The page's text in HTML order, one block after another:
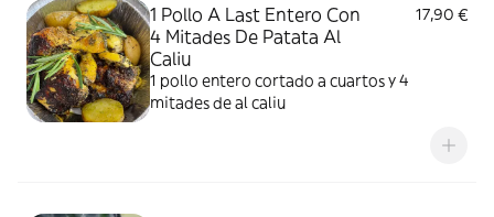
1 Pollo A Last Entero Con
4 Mitades De Patata Al
Caliu
17,90 €
1 pollo entero cortado a cuartos y 4
mitades de al caliu